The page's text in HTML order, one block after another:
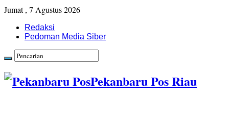
Jumat , 7 Agustus 2026
Redaksi
Pedoman Media Siber
Pekanbaru Pos Riau